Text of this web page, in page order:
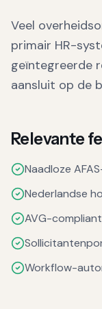
Veel
primair HR-
geïntegreerde
aansluit op de
Relevante
Naadloze
Nederlandse
AVG-compliant
Workflow-